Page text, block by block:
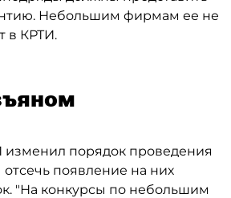
Небольшим фирмам ее не
в КРТИ.
изменил порядок проведения
отсечь появление на них
"На конкурсы по небольшим